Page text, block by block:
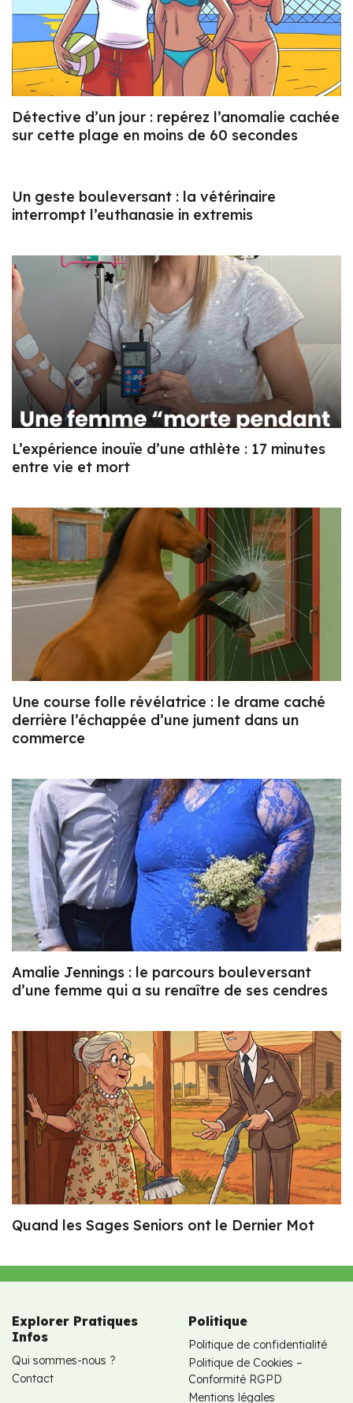
Détective d’un jour : repérez l’anomalie cachée
sur cette plage en moins de 60 secondes
Un geste bouleversant : la vétérinaire
interrompt l’euthanasie in extremis
L’expérience inouïe d’une athlète : 17 minutes
entre vie et mort
Une course folle révélatrice : le drame caché
derrière l’échappée d’une jument dans un
commerce
Amalie Jennings : le parcours bouleversant
d’une femme qui a su renaître de ses cendres
Quand les Sages Seniors ont le Dernier Mot
Explorer Pratiques
Infos
Qui sommes-nous ?
Contact
Politique
Politique de confidentialité
Politique de Cookies –
Conformité RGPD
Mentions légales